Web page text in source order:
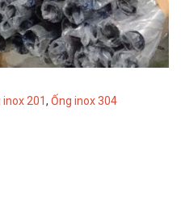
inox 201, Ống inox 304